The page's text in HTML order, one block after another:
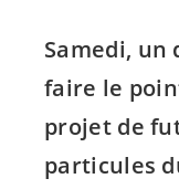
Samedi, un
faire le
projet de
particules